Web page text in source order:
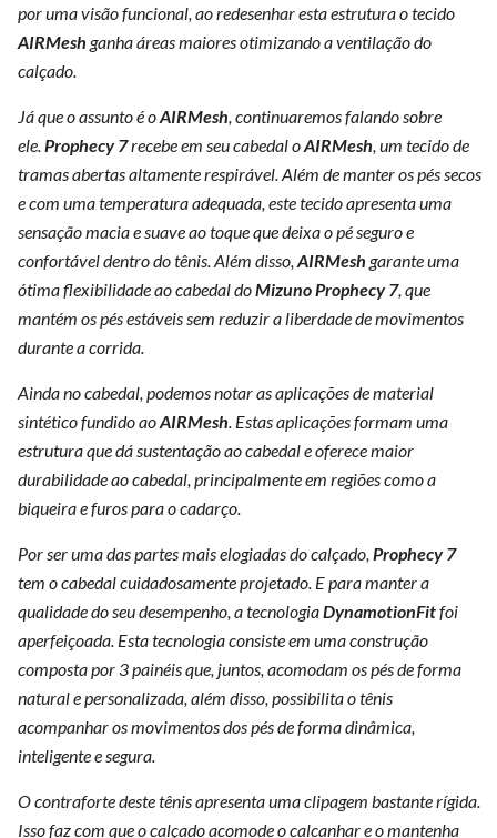
por uma visão funcional, ao redesenhar esta estrutura o tecido
AIRMesh ganha áreas maiores otimizando a ventilação do
calçado.
Já que o assunto é oAIRMesh, continuaremos falando sobre
ele.Prophecy 7recebe em seu cabedal oAIRMesh, um tecido de
tramas abertas altamente respirável. Além de manter os pés secos
e com uma temperatura adequada, este tecido apresenta uma
sensação macia e suave ao toque que deixa o pé seguro e
confortável dentro do tênis. Além disso,AIRMesh garante uma
ótima flexibilidade ao cabedal doMizuno Prophecy 7, que
mantém os pés estáveis sem reduzir a liberdade de movimentos
durante a corrida.
Ainda no cabedal, podemos notar as aplicações de material
sintético fundido aoAIRMesh. Estas aplicações formam uma
estrutura que dá sustentação ao cabedal e oferece maior
durabilidade ao cabedal, principalmente em regiões como a
biqueira e furos para o cadarço.
Por ser uma das partes mais elogiadas do calçado,Prophecy 7
tem o cabedal cuidadosamente projetado. E para manter a
qualidade do seu desempenho, a tecnologiaDynamotionFitfoi
aperfeiçoada. Esta tecnologia consiste em uma construção
composta por 3 painéis que, juntos, acomodam os pés de forma
natural e personalizada, além disso, possibilita o tênis
acompanhar os movimentos dos pés de forma dinâmica,
inteligente e segura.
O contraforte deste tênis apresenta uma clipagem bastante rígida.
Isso faz com que o calçado acomode o calcanhar e o mantenha